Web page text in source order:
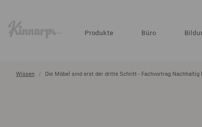
Produkte Büro
Wissen Die Möbel sind erst der dritte Schritt - Fachvortrag Nachhaltig